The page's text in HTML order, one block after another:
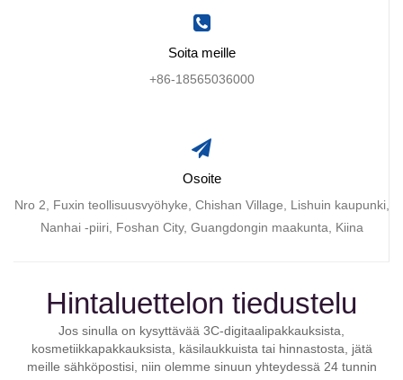
Soita meille
+86-18565036000
Osoite
Nro 2, Fuxin teollisuusvyöhyke, Chishan Village, Lishuin kaupunki,
Nanhai -piiri, Foshan City, Guangdongin maakunta, Kiina
Hintaluettelon tiedustelu
Jos sinulla on kysyttävää 3C-digitaalipakkauksista,
kosmetiikkapakkauksista, käsilaukkuista tai hinnastosta, jätä
meille sähköpostisi, niin olemme sinuun yhteydessä 24 tunnin